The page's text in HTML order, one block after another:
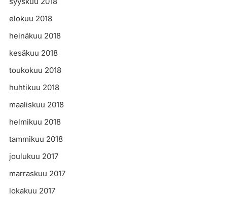
elokuu 2018
heinäkuu 2018
kesäkuu 2018
toukokuu 2018
huhtikuu 2018
maaliskuu 2018
helmikuu 2018
tammikuu 2018
joulukuu 2017
marraskuu 2017
lokakuu 2017